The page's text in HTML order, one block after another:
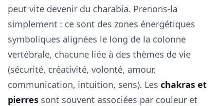
peut vite devenir du charabia. Prenons-la
simplement : ce sont des zones énergétiques
symboliques alignées le long de la colonne
vertébrale, chacune liée à des thèmes de vie
(sécurité, créativité, volonté, amour,
communication, intuition, sens). Les chakras et
pierres sont souvent associées par couleur et